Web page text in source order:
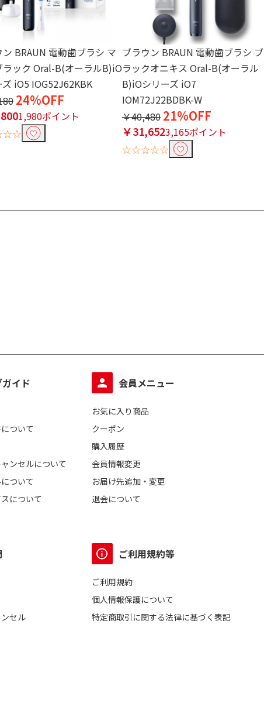
ン BRAUN 電動歯ブラシ マ
ラック Oral-B(オーラルB)iO
ズ iO5 IOG52J62KBK
24%OFF
1,980ポイント
ブラウン BRAUN 電動歯ブラシ ブ
ラックオニキス Oral-B(オーラル
B)iOシリーズ iO7
IOM72J22BDBK-W
￥40,480 21%OFF
￥31,6523,165ポイント
☆☆☆☆☆
イド
ついて
ンセルについて
ついて
について
会員メニュー
お気に入り商品
クーポン
購入履歴
会員情報変更
お届け先追加・変更
退会について
セル
ご利用規約等
ご利用規約
個人情報保護について
特定商取引に関する法律に基づく表記